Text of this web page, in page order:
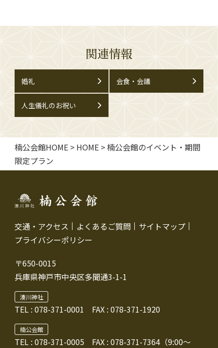
関連情報
婚礼 会食・会議
人生儀礼のお祝い
楠公会館HOME > HOME >楠公会館のイベント・期間
限定プラン
交通・アクセス よくあるご質問
サイトマップ
プライバシーポリシー
〒650-0015
兵庫県神戸市中央区多聞通3-1-1
湊川神社
TEL : 078-371-0001 FAX : 078-371-1920
楠公会館
TEL : 078-371-0005 FAX : 078-371-7364（9:00～